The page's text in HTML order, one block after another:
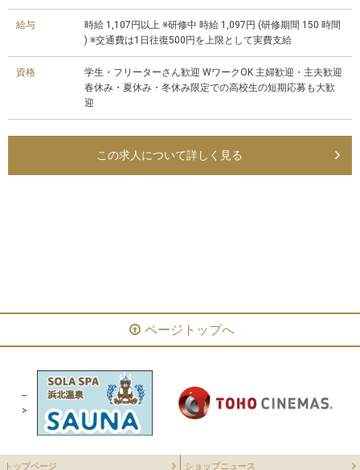
給与
時給 1,107円以上 ※研修中 時給 1,097円 (研修期間 150 時間
) ※交通費は1日往復500円を上限として実費支給
資格
学生・フリーターさん歓迎 WワークOK 主婦歓迎・主夫歓迎
春休み・夏休み・冬休み限定での高校生の短期応募も大歓
迎
この求人について詳しく見る
ページトップへ
--
>
トップページ ショップニュース